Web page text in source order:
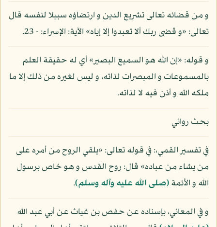
و من قضائه تعالى تشريع الدين و ارتضاؤه سبيلا لنفسه قال
تعالى: «و قضى ربك ألا تعبدوا إلا إياه» الآية: الإسراء: - 23.
و قوله: «إن الله هو السميع البصير» أي له حقيقة العلم
بالمسموعات و المبصرات لذاته، و ليس لغيره من ذلك إلا ما
ملكه الله و أذن فيه لا لذاته.
بحث روائي
في تفسير القمي،: في قوله تعالى: «يلقي الروح من أمره على
من يشاء من عباده» قال: روح القدس و هو خاص برسول
الله و الأئمة(صلى الله عليه وآله وسلم).
و في المعاني، بإسناده عن حفص بن غياث عن أبي عبد الله